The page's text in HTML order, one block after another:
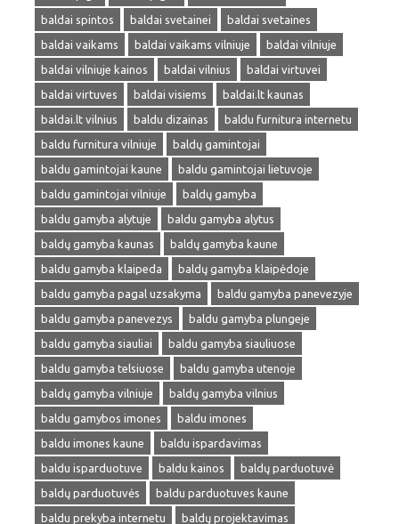
baldai spintos
baldai svetainei
baldai svetaines
baldai vaikams
baldai vaikams vilniuje
baldai vilniuje
baldai vilniuje kainos
baldai vilnius
baldai virtuvei
baldai virtuves
baldai visiems
baldai.lt kaunas
baldai.lt vilnius
baldu dizainas
baldu furnitura internetu
baldu furnitura vilniuje
baldų gamintojai
baldu gamintojai kaune
baldu gamintojai lietuvoje
baldu gamintojai vilniuje
baldų gamyba
baldu gamyba alytuje
baldu gamyba alytus
baldų gamyba kaunas
baldų gamyba kaune
baldu gamyba klaipeda
baldų gamyba klaipėdoje
baldu gamyba pagal uzsakyma
baldu gamyba panevezyje
baldu gamyba panevezys
baldu gamyba plungeje
baldu gamyba siauliai
baldu gamyba siauliuose
baldu gamyba telsiuose
baldu gamyba utenoje
baldų gamyba vilniuje
baldų gamyba vilnius
baldu gamybos imones
baldu imones
baldu imones kaune
baldu ispardavimas
baldu isparduotuve
baldu kainos
baldų parduotuvė
baldų parduotuvės
baldu parduotuves kaune
baldu prekyba internetu
baldų projektavimas